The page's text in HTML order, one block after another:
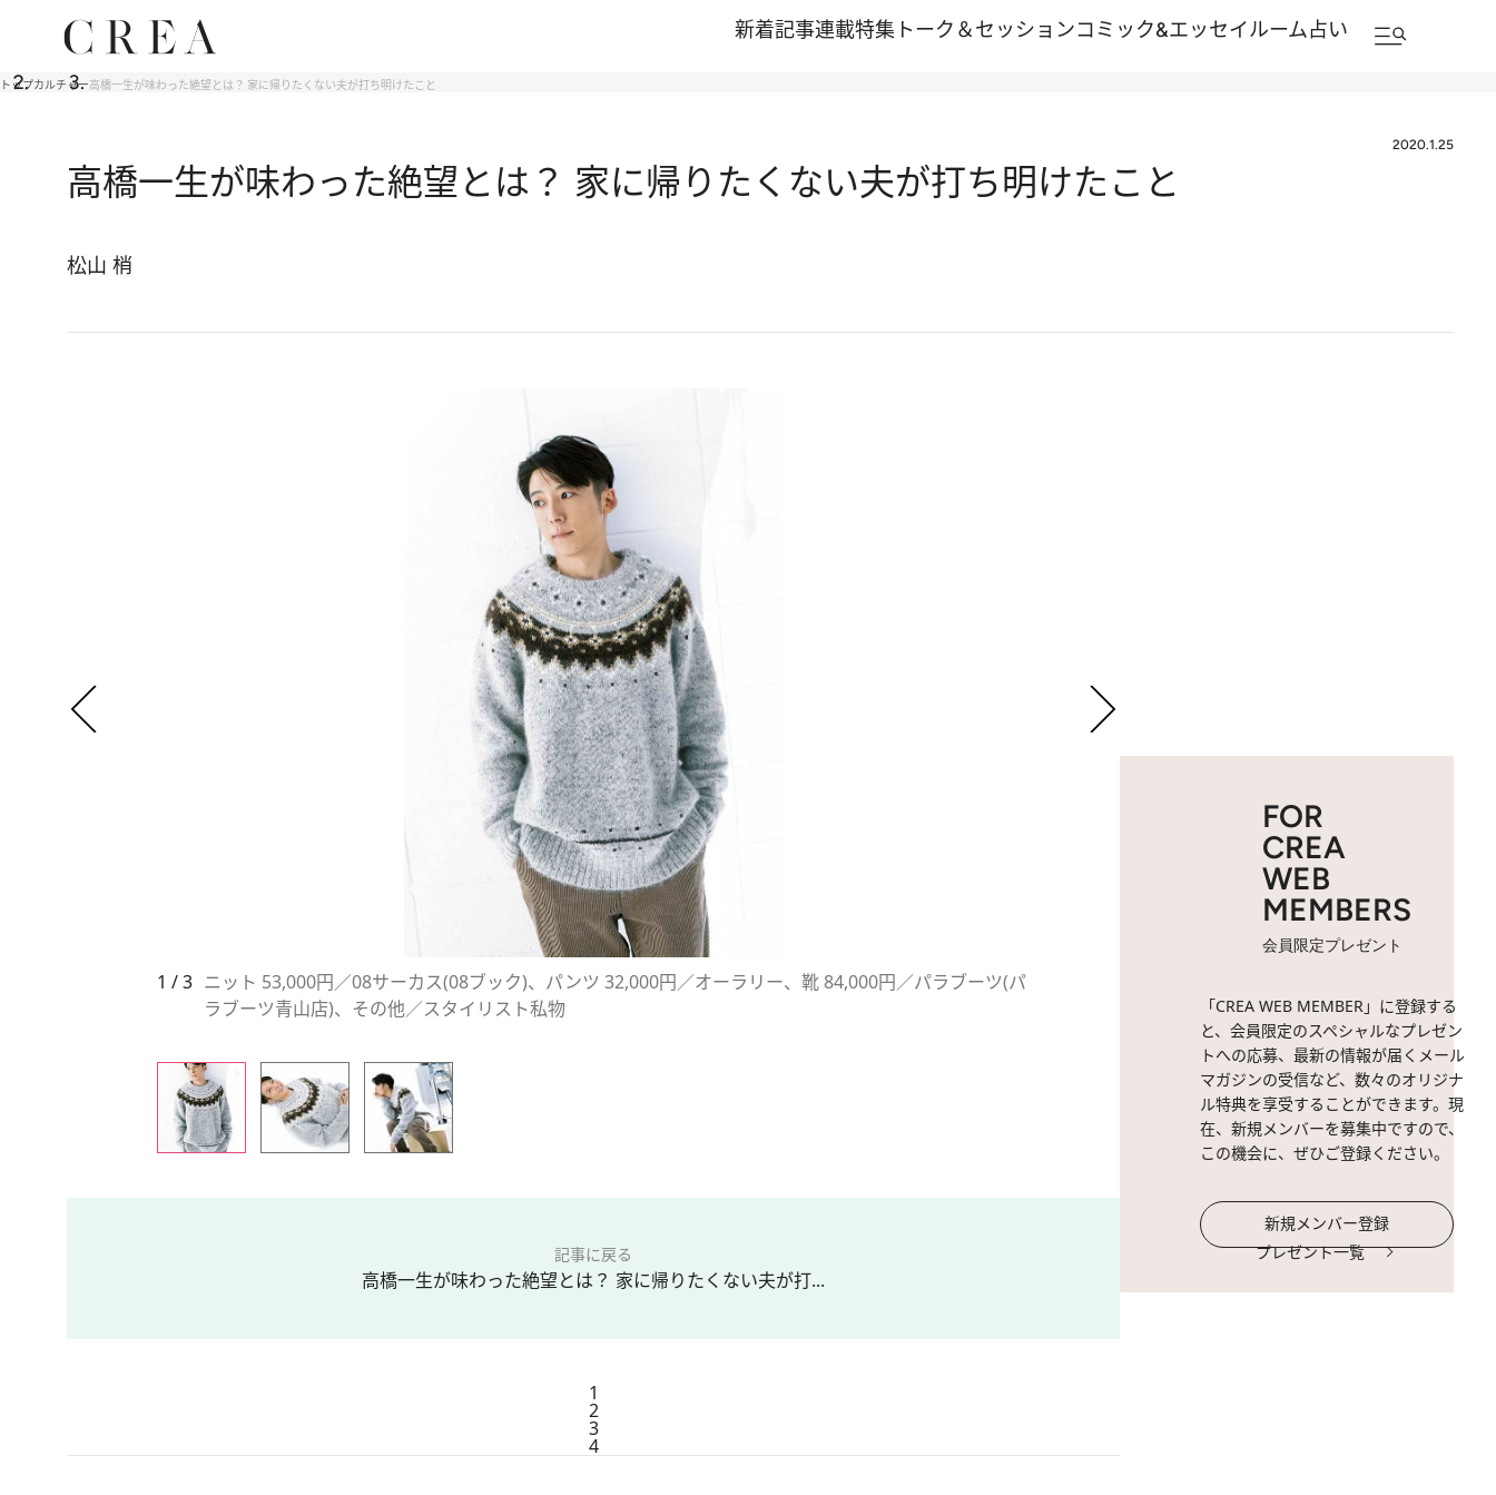
新着記事連載特集 トーク＆セッションコミック&エッセイルーム占い
トップカルチャー高橋一生が味わった絶望とは？ 家に帰りたくない夫が打ち明けたこと
2020.1.25
高橋一生が味わった絶望とは？ 家に帰りたくない夫が打ち明けたこと
松山 梢
1 / 3 ニット 53,000円／08サーカス(08ブック)、パンツ 32,000円／オーラリー、靴 84,000円／パラブーツ(パ
ラブーツ青山店)、その他／スタイリスト私物
記事に戻る
高橋一生が味わった絶望とは？ 家に帰りたくない夫が打...
1
2
3
4
FOR
CREA
WEB
MEMBERS
会員限定プレゼント
「CREA WEB MEMBER」に登録する
と、会員限定のスペシャルなプレゼン
トへの応募、最新の情報が届くメール
マガジンの受信など、数々のオリジナ
ル特典を享受することができます。現
在、新規メンバーを募集中ですので、
この機会に、ぜひご登録ください。
新規メンバー登録
プレゼント一覧